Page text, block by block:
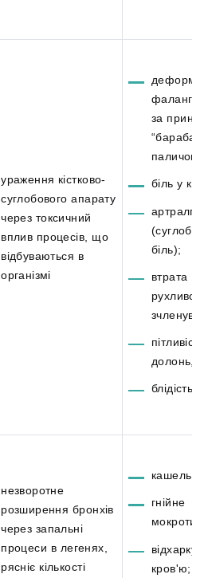
ураження кістково-
суглобового апарату
через токсичний
вплив процесів, що
відбуваються в
організмі
фаланг
за
паличок”;
біль у
артралгія
біль);
втрата
пітливість
долонь,
блідість
незворотне
розширення бронхів
через запальні
процеси в легенях,
рясніє кількості
кашель;
гнійне
кров'ю;